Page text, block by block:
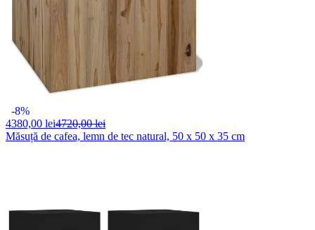
-8%
4380,00 lei4720,00 lei
Măsuță de cafea, lemn de tec natural, 50 x 50 x 35 cm